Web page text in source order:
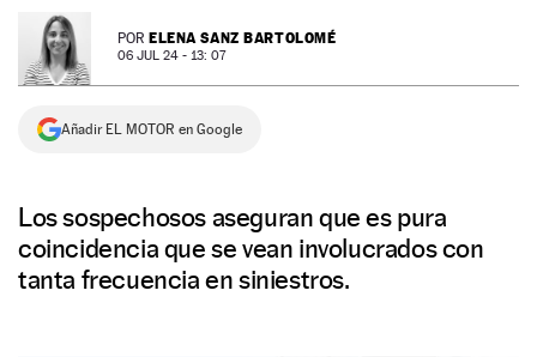
NEWSLETTER POR ELENA SANZ BARTOLOMÉ
06 JUL 24 - 13: 07
Añadir EL MOTOR en Google
Los sospechosos aseguran que es pura
coincidencia que se vean involucrados con
tanta frecuencia en siniestros.